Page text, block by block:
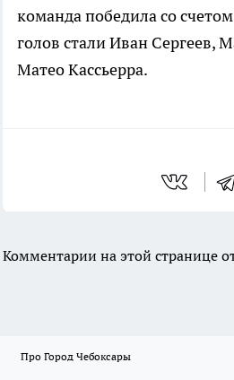
команда победила со
голов стали Иван Сергеев,
Матео Кассьерра.
Комментарии на этой странице
Про Город Чебоксары